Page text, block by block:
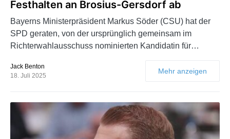
Festhalten an Brosius-Gersdorf ab
Bayerns Ministerpräsident Markus Söder (CSU) hat der
SPD geraten, von der ursprünglich gemeinsam im
Richterwahlausschuss nominierten Kandidatin für…
Jack Benton
18. Juli 2025
Mehr anzeigen